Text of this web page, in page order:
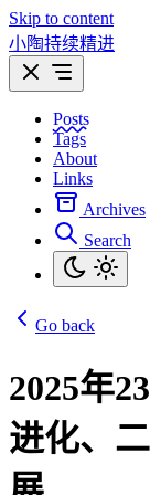
Skip to content
小陶持续精进
Posts
Tags
About
Links
Archives
Search
Go back
2025年
进化、